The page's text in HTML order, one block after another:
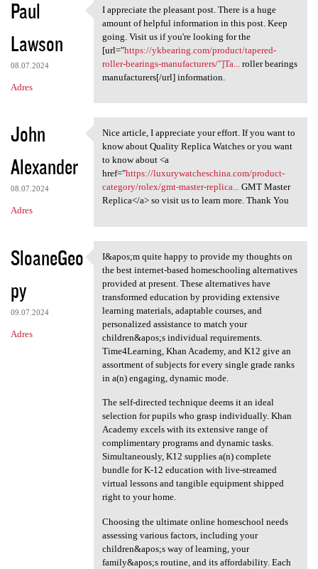
Paul
Lawson
08.07.2024
Adres
I appreciate the pleasant
I appreciate the pleasant post. There is a huge
amount of helpful information in this post. Keep
going. Visit us if you're looking for the
[url="https://ykbearing.com/product/tapered-
roller-bearings-manufacturers/"]Ta...
roller bearings
manufacturers[/url] information.
John
Alexander
08.07.2024
Adres
Nice article, I appreciate
Nice article, I appreciate your effort. If you want to
know about Quality Replica Watches or you want
to know about <a
href="https://luxurywatcheschina.com/product-
category/rolex/gmt-master-replica...GMT Master
Replica</a> so visit us to learn more. Thank You
SloaneGeo
py
09.07.2024
Adres
I&apos;m quite happy to
I&apos;m quite happy to provide my thoughts on
the best internet-based homeschooling alternatives
provided at present. These alternatives have
transformed education by providing extensive
learning materials, adaptable courses, and
personalized assistance to match your
children&apos;s individual requirements.
Time4Learning, Khan Academy, and K12 give an
assortment of subjects for every single grade ranks
in a(n) engaging, dynamic mode.
The self-directed technique deems it an ideal
selection for pupils who grasp individually. Khan
Academy excels with its extensive range of
complimentary programs and dynamic tasks.
Simultaneously, K12 supplies a(n) complete
bundle for K-12 education with live-streamed
virtual lessons and tangible equipment shipped
right to your home.
Choosing the ultimate online homeschool needs
assessing various factors, including your
children&apos;s way of learning, your
family&apos;s routine, and its affordability. Each